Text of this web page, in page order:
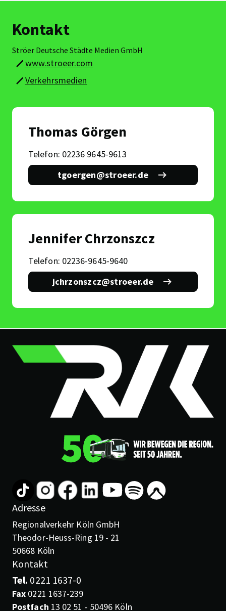
Kontakt
Ströer Deutsche Städte Medien GmbH
www.stroeer.com
Verkehrsmedien
Thomas Görgen
Telefon: 02236 9645-9613
tgoergen@stroeer.de
Thomas
Görgen
Jennifer Chrzonszcz
Telefon: 02236-9645-9640
jchrzonszcz@stroeer.de
Jennifer
Adresse
Regionalverkehr Köln GmbH
Theodor-Heuss-Ring 19 - 21
50668 Köln
Kontakt
Tel. 0221 1637-0
Fax 0221 1637-239
Postfach 13 02 51 - 50496 Köln